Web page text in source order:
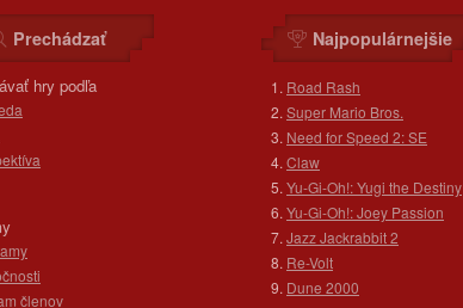
Prechádzať
hry podľa
členov
Najpopulárnejšie
Road Rash
Super Mario Bros.
Need for Speed 2: SE
Claw
Yu-Gi-Oh!: Yugi the Destiny
Yu-Gi-Oh!: Joey Passion
Jazz Jackrabbit 2
Re-Volt
Dune 2000